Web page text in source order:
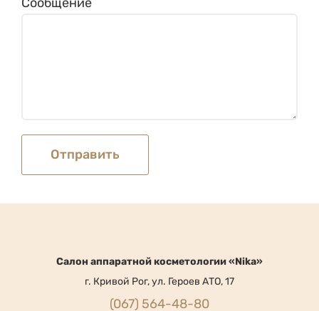
г. Кривой Рог, ул. Героев АТО, 17
(067) 564-48-80
Время работы: